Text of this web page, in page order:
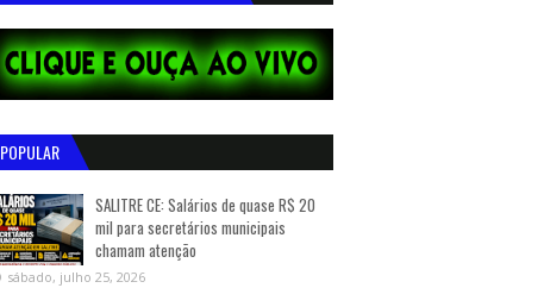
POPULAR
SALITRE CE: Salários de quase R$ 20
mil para secretários municipais
chamam atenção
sábado, julho 25, 2026